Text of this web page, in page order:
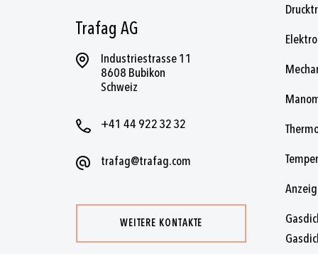
Trafag AG
Industriestrasse 11
8608 Bubikon
Schweiz
+41 44 922 32 32
trafag@trafag.com
WEITERE KONTAKTE